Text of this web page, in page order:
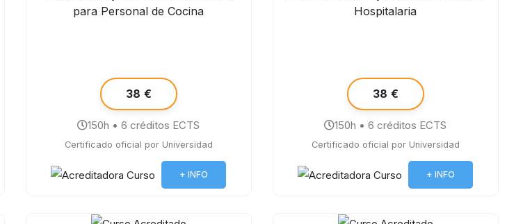
para Personal de Cocina
38 €
150h • 6 créditos ECTS
Certificado oficial por Universidad
+ INFO
Hospitalaria
38 €
150h • 6 créditos ECTS
Certificado oficial por Universidad
+ INFO